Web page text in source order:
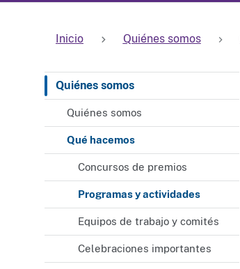
Inicio Quiénes somos
Quiénes somos
Quiénes somos
Qué hacemos
Concursos de premios
Programas y actividades
Equipos de trabajo y comités
Celebraciones importantes